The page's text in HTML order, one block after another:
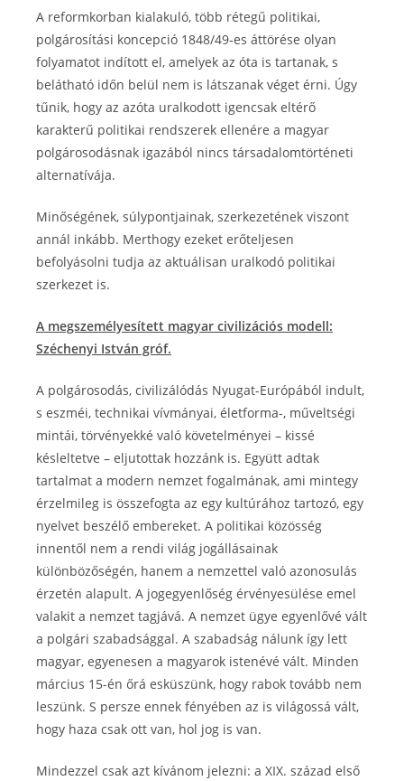
A reformkorban kialakuló, több rétegű politikai,
polgárosítási koncepció 1848/49-es áttörése olyan
folyamatot indított el, amelyek az óta is tartanak, s
belátható időn belül nem is látszanak véget érni. Úgy
tűnik, hogy az azóta uralkodott igencsak eltérő
karakterű politikai rendszerek ellenére a magyar
polgárosodásnak igazából nincs társadalomtörténeti
alternatívája.
Minőségének, súlypontjainak, szerkezetének viszont
annál inkább. Merthogy ezeket erőteljesen
befolyásolni tudja az aktuálisan uralkodó politikai
szerkezet is.
A megszemélyesített magyar civilizációs modell:
Széchenyi István gróf.
A polgárosodás, civilizálódás Nyugat-Európából indult,
s eszméi, technikai vívmányai, életforma-, műveltségi
mintái, törvényekké való követelményei – kissé
késleltetve – eljutottak hozzánk is. Együtt adtak
tartalmat a modern nemzet fogalmának, ami mintegy
érzelmileg is összefogta az egy kultúrához tartozó, egy
nyelvet beszélő embereket. A politikai közösség
innentől nem a rendi világ jogállásainak
különbözőségén, hanem a nemzettel való azonosulás
érzetén alapult. A jogegyenlőség érvényesülése emel
valakit a nemzet tagjává. A nemzet ügye egyenlővé vált
a polgári szabadsággal. A szabadság nálunk így lett
magyar, egyenesen a magyarok istenévé vált. Minden
március 15-én őrá esküszünk, hogy rabok tovább nem
leszünk. S persze ennek fényében az is világossá vált,
hogy haza csak ott van, hol jog is van.
Mindezzel csak azt kívánom jelezni: a XIX. század első